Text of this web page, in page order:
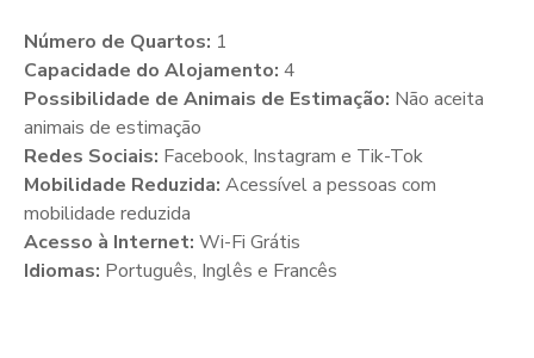
Número de Quartos: 1
Capacidade do Alojamento: 4
Possibilidade de Animais de Estimação: Não aceita
animais de estimação
Redes Sociais: Facebook, Instagram e Tik-Tok
Mobilidade Reduzida: Acessível a pessoas com
mobilidade reduzida
Acesso à Internet: Wi-Fi Grátis
Idiomas: Português, Inglês e Francês